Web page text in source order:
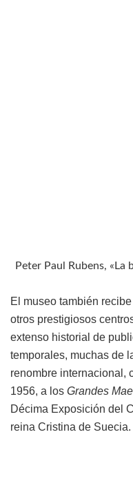
Peter Paul Rubens, «La
El museo también
otros prestigiosos
extenso historial de
temporales, muchas de
renombre internacional,
1956, a los Grandes
Décima Exposición del
reina Cristina de Suecia.